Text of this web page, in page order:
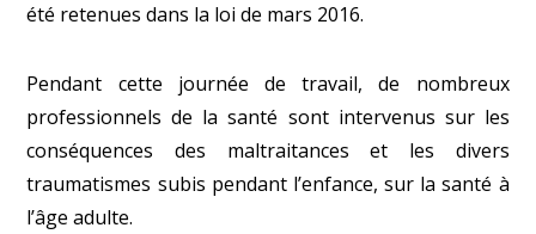
été retenues dans la loi de mars 2016.
Pendant cette journée de travail, de nombreux
professionnels de la santé sont intervenus sur les
conséquences des maltraitances et les divers
traumatismes subis pendant l’enfance, sur la santé à
l’âge adulte.